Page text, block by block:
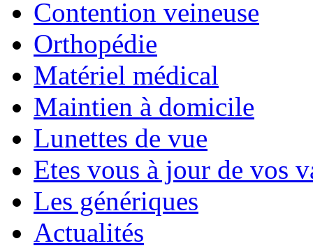
Contention veineuse
Orthopédie
Matériel médical
Maintien à domicile
Lunettes de vue
Etes vous à jour de vos
Les génériques
Actualités